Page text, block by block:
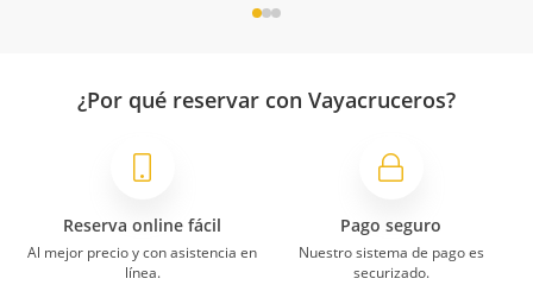
¿Por qué reservar con Vayacruceros?
Reserva online fácil
Al mejor precio y con asistencia en
línea.
Pago seguro
Nuestro sistema de pago es
securizado.